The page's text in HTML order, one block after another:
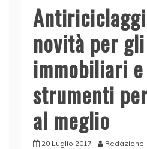
novità per
immobiliari
strumenti
al meglio
20 Luglio 2017 Redazione